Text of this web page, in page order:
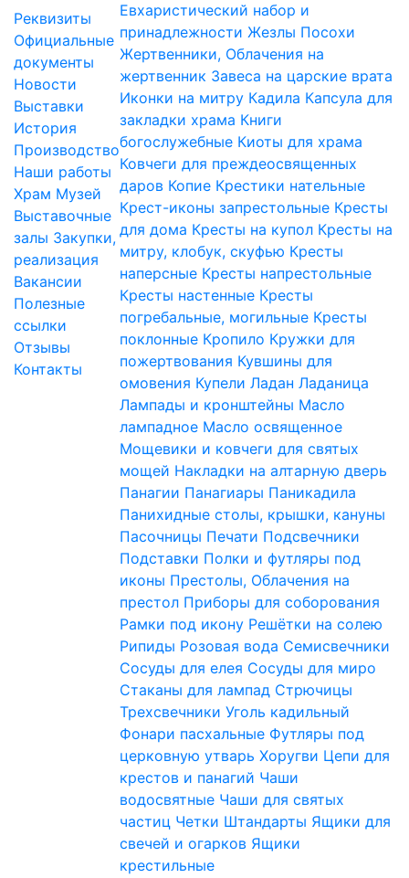
Реквизиты
Официальные
документы
Новости
Выставки
История
Производство
Наши работы
Храм Музей
Выставочные
залы Закупки,
реализация
Вакансии
Полезные
ссылки
Отзывы
Контакты
Евхаристический набор и
принадлежности Жезлы Посохи
Жертвенники, Облачения на
жертвенник Завеса на царские врата
Иконки на митру Кадила Капсула для
закладки храма Книги
богослужебные Киоты для храма
Ковчеги для преждеосвященных
даров Копие Крестики нательные
Крест-иконы запрестольные Кресты
для дома Кресты на купол Кресты на
митру, клобук, скуфью Кресты
наперсные Кресты напрестольные
Кресты настенные Кресты
погребальные, могильные Кресты
поклонные Кропило Кружки для
пожертвования Кувшины для
омовения Купели Ладан Ладаница
Лампады и кронштейны Масло
лампадное Масло освященное
Мощевики и ковчеги для святых
мощей Накладки на алтарную дверь
Панагии Панагиары Паникадила
Панихидные столы, крышки, кануны
Пасочницы Печати Подсвечники
Подставки Полки и футляры под
иконы Престолы, Облачения на
престол Приборы для соборования
Рамки под икону Решётки на солею
Рипиды Розовая вода Семисвечники
Сосуды для елея Сосуды для миро
Стаканы для лампад Стрючицы
Трехсвечники Уголь кадильный
Фонари пасхальные Футляры под
церковную утварь Хоругви Цепи для
крестов и панагий Чаши
водосвятные Чаши для святых
частиц Четки Штандарты Ящики для
свечей и огарков Ящики
крестильные